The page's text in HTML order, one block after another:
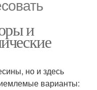
и
но и здесь
варианты: